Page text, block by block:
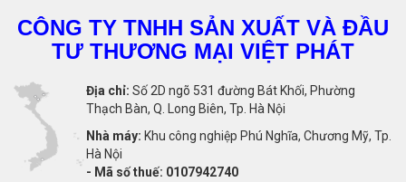
CÔNG TY TNHH SẢN XUẤT VÀ ĐẦU
TƯ THƯƠNG MẠI VIỆT PHÁT
Địa chỉ: Số 2D ngõ 531 đường Bát Khối, Phường
Thạch Bàn, Q. Long Biên, Tp. Hà Nội
Nhà máy: Khu công nghiệp Phú Nghĩa, Chương Mỹ, Tp.
Hà Nội
- Mã số thuế: 0107942740